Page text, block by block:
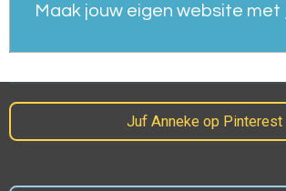
Maak jouw eigen website met
Juf Anneke op Pinterest